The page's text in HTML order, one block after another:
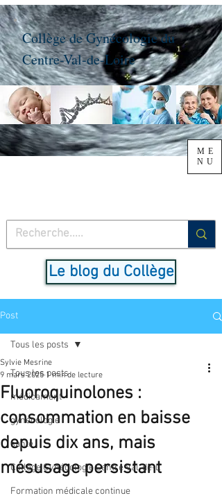
Le blog du Collège
ME
NU
Collège de Gynécologie du
Centre-Val-de-Loire
Post
Tous les posts
médicament
gynécologie
santé
Collège Gynécologie Centre Val-de-L
Formation médicale continue
Tous les posts
Fluoroquinolones :
consommation en baisse
depuis dix ans, mais
mésusage persistant
Sylvie Mesrine
9 mars 2025 1 min de lecture